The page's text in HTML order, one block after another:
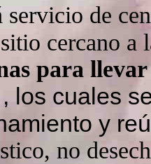
servicio de
cercano a
para llevar
, los cuales
y
no